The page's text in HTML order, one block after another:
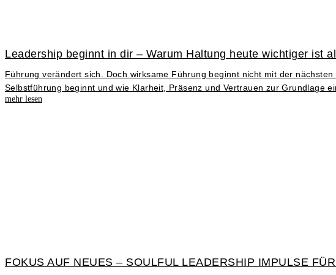
Leadership beginnt in dir – Warum Haltung heute wichtiger ist
Führung verändert sich. Doch wirksame Führung beginnt nicht mit der
Selbstführung beginnt und wie Klarheit, Präsenz und Vertrauen zur Grundlage
mehr lesen
FOKUS AUF NEUES – SOULFUL LEADERSHIP IMPULSE